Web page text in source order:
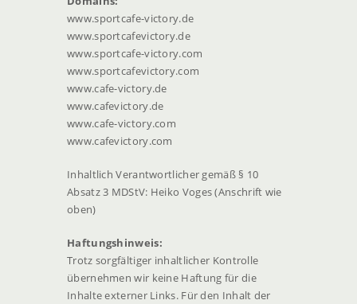
www.sportcafe-victory.de
www.sportcafevictory.de
www.sportcafe-victory.com
www.sportcafevictory.com
www.cafe-victory.de
www.cafevictory.de
www.cafe-victory.com
www.cafevictory.com
Inhaltlich Verantwortlicher gemäß § 10
Absatz 3 MDStV: Heiko Voges (Anschrift wie
oben)
Haftungshinweis:
Trotz sorgfältiger inhaltlicher Kontrolle
übernehmen wir keine Haftung für die
Inhalte externer Links. Für den Inhalt der